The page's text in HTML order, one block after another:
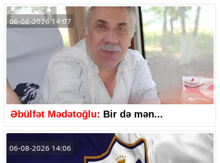
06-08-2026 14:07
Əbülfət Mədətoğlu: Bir də mən...
06-08-2026 14:06